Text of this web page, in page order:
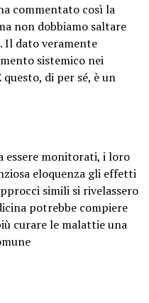
commentato così la
non dobbiamo saltare
Il dato veramente
sistemico nei
di per sé, è un
essere monitorati, i loro
eloquenza gli effetti
simili si rivelassero
potrebbe compiere
curare le malattie una